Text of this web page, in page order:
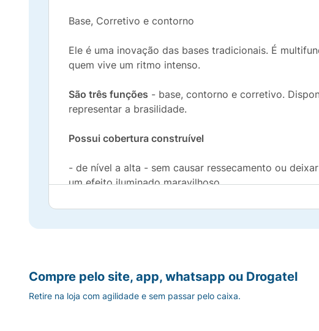
Base, Corretivo e contorno
Ele é uma inovação das bases tradicionais. É
quem vive um ritmo intenso.
São três funções - base, contorno e corretivo.
representar a brasilidade.
Possui cobertura construível
- de nível a alta - sem causar ressecamento ou
um efeito iluminado maravilhoso.
É vegano, hipoalergênico, dermatologicamente e
e ao suor, 24h de longa duração, oferecendo
Por que você vai amar
É multifuncional: ele é base, corretivo e contorno,
Compre pelo site, app, whatsapp ou Drogatel
Retire na loja com agilidade e sem passar pelo caixa.